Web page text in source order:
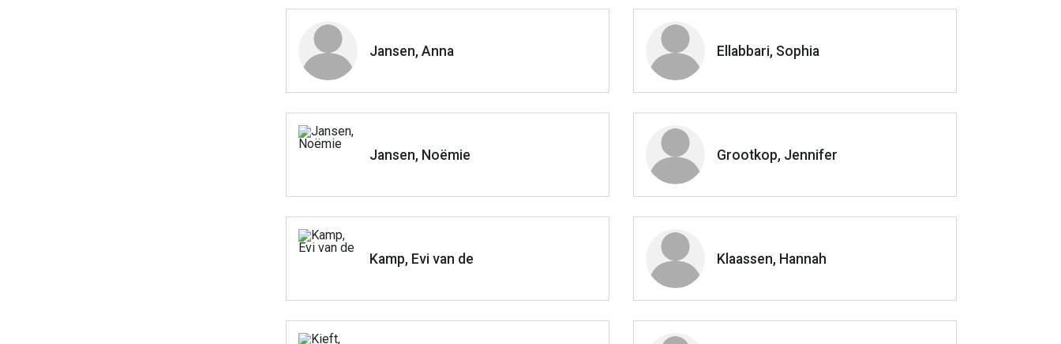
Jansen, Anna
Jansen, Noëmie
Kamp, Evi van de
Ellabbari, Sophia
Grootkop, Jennifer
Klaassen, Hannah